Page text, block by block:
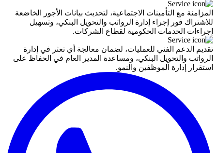
المزامنة مع التأمينات الاجتماعية، لتحديث بيانات الأجور الخاضعة
للاشتراك فور إجراء إدارة الرواتب والتحويل البنكي، وتسهيل
إجراءات الخدمات الحكومية لقطاع الشركات.
تقديم الدعم الفني للعمليات، لضمان معالجة أي تعثر في إدارة
الرواتب والتحويل البنكي، ومساعدة المدير العام في الحفاظ على
استقرار إدارة الموظفين والنمو.